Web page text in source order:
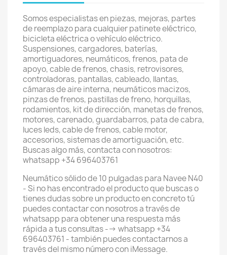
Somos especialistas en piezas, mejoras, partes
de reemplazo para cualquier patinete eléctrico,
bicicleta eléctrica o vehículo eléctrico.
Suspensiones, cargadores, baterías,
amortiguadores, neumáticos, frenos, pata de
apoyo, cable de frenos, chasis, retrovisores,
controladoras, pantallas, cableado, llantas,
cámaras de aire interna, neumáticos macizos,
pinzas de frenos, pastillas de freno, horquillas,
rodamientos, kit de dirección, manetas de frenos,
motores, carenado, guardabarros, pata de cabra,
luces leds, cable de frenos, cable motor,
accesorios, sistemas de amortiguación, etc.
Buscas algo más, contacta con nosotros:
whatsapp +34 696403761
Neumático sólido de 10 pulgadas para Navee N40
- Si no has encontrado el producto que buscas o
tienes dudas sobre un producto en concreto tú
puedes contactar con nosotros a través de
whatsapp para obtener una respuesta más
rápida a tus consultas --> whatsapp +34
696403761 - también puedes contactarnos a
través del mismo número con iMessage.